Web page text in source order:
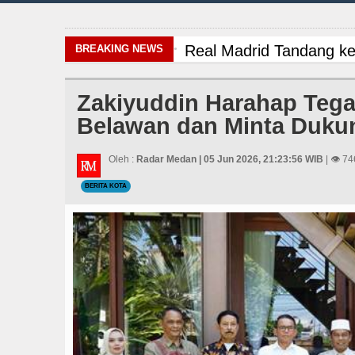
BREAKING NEWS Real Madrid Tandang
Dugaan Penyimpangan
PSG vs Manchester
Gubsu Bobby
Dugaan Penyimpangan
PSG vs Manchester
Real Madrid Tandang
Zakiyuddin Harahap
Belawan dan Minta
Oleh : Radar Medan | 05 Jun 2026, 21:23:56 WIB | 👁
BERITA KOTA